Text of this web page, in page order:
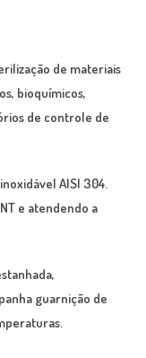
de materiais
bioquímicos,
de controle de
AISI 304.
e atendendo a
guarnição de